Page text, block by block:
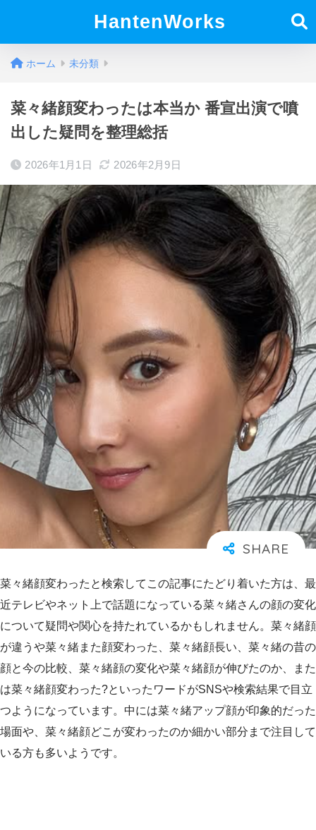
HantenWorks
ホーム 未分類
菜々緒顔変わったは本当か 番宣出演で噴
出した疑問を整理総括
2026年1月1日 2026年2月9日
菜々緒顔変わったと検索してこの記事にたどり着いた方は、最
近テレビやネット上で話題になっている菜々緒さんの顔の変化
について疑問や関心を持たれているかもしれません。菜々緒顔
が違うや菜々緒また顔変わった、菜々緒顔長い、菜々緒の昔の
顔と今の比較、菜々緒顔の変化や菜々緒顔が伸びたのか、また
は菜々緒顔変わった?といったワードがSNSや検索結果で目立
つようになっています。中には菜々緒アップ顔が印象的だった
場面や、菜々緒顔どこが変わったのか細かい部分まで注目して
いる方も多いようです。